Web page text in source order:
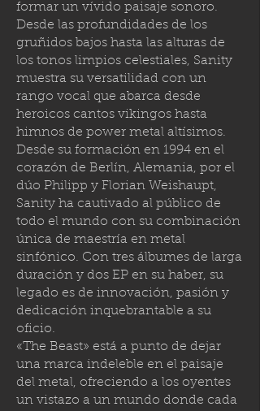
formar un vívido paisaje sonoro.
Desde las profundidades de los
gruñidos bajos hasta las alturas de
los tonos limpios celestiales, Sanity
muestra su versatilidad con un
rango vocal que abarca desde
heroicos cantos vikingos hasta
himnos de power metal altísimos.
Desde su formación en 1994 en el
corazón de Berlín, Alemania, por el
dúo Philipp y Florian Weishaupt,
Sanity ha cautivado al público de
todo el mundo con su combinación
única de maestría en metal
sinfónico. Con tres álbumes de larga
duración y dos EP en su haber, su
legado es de innovación, pasión y
dedicación inquebrantable a su
oficio.
«The Beast» está a punto de dejar
una marca indeleble en el paisaje
del metal, ofreciendo a los oyentes
un vistazo a un mundo donde cada